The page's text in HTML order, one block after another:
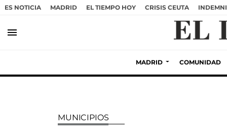
ES NOTICIA MADRID EL TIEMPO HOY CRISIS CEUTA
menu
MADRID COMUNIDAD
MUNICIPIOS